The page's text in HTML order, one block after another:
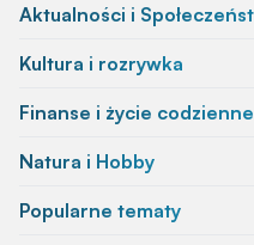
Aktualności i
Kultura i rozrywka
Finanse i życie codzienne
Natura i Hobby
Popularne tematy